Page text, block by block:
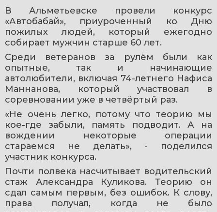
В Альметьевске провели конкурс
«Автобабай», приуроченный ко Дню
пожилых людей, который ежегодно
собирает мужчин старше 60 лет.
Среди ветеранов за рулём были как
опытные, так и начинающие
автолюбители, включая 74-летнего Нафиса
Маннанова, который участвовал в
соревновании уже в четвёртый раз.
«Не очень легко, потому что теорию мы
кое-где забыли, память подводит. А на
вождении некоторые операции
стараемся не делать», - поделился
участник конкурса.
Почти полвека насчитывает водительский
стаж Александра Куликова. Теорию он
сдал самым первым, без ошибок. К слову,
права получал, когда не было